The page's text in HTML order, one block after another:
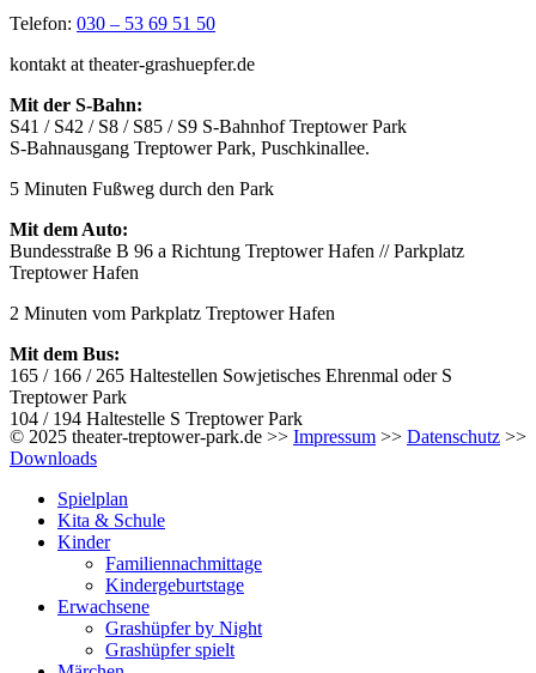
Telefon: 030 – 53 69 51 50
kontakt at theater-grashuepfer.de
Mit der S-Bahn:
S41 / S42 / S8 / S85 / S9 S-Bahnhof Treptower Park
S-Bahnausgang Treptower Park, Puschkinallee.
5 Minuten Fußweg durch den Park
Mit dem Auto:
Bundesstraße B 96 a Richtung Treptower Hafen // Parkplatz
Treptower Hafen
2 Minuten vom Parkplatz Treptower Hafen
Mit dem Bus:
165 / 166 / 265 Haltestellen Sowjetisches Ehrenmal oder S
Treptower Park
104 / 194 Haltestelle S Treptower Park
© 2025 theater-treptower-park.de >> Impressum >> Datenschutz >>
Downloads
Spielplan
Kita & Schule
Kinder
Familiennachmittage
Kindergeburtstage
Erwachsene
Grashüpfer by Night
Grashüpfer spielt